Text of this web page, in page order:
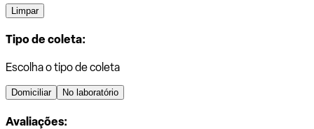
Limpar
Tipo de coleta:
Escolha o tipo de coleta
Domiciliar No laboratório
Avaliações: